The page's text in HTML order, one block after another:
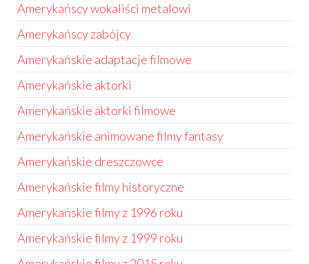
Amerykańscy wokaliści metalowi
Amerykańscy zabójcy
Amerykańskie adaptacje filmowe
Amerykańskie aktorki
Amerykańskie aktorki filmowe
Amerykańskie animowane filmy fantasy
Amerykańskie dreszczowce
Amerykańskie filmy historyczne
Amerykańskie filmy z 1996 roku
Amerykańskie filmy z 1999 roku